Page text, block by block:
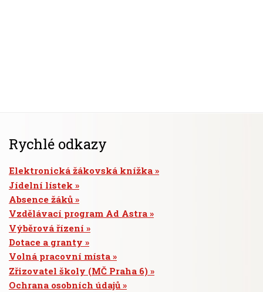
Rychlé odkazy
Elektronická žákovská knížka
Jídelní lístek
Absence žáků
Vzdělávací program Ad Astra
Výběrová řízení
Dotace a granty
Volná pracovní místa
Zřizovatel školy (MČ Praha 6)
Ochrana osobních údajů